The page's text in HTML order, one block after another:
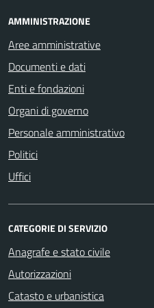
AMMINISTRAZIONE
Aree amministrative
Documenti e dati
Enti e fondazioni
Organi di governo
Personale amministrativo
Politici
Uffici
CATEGORIE DI SERVIZIO
Anagrafe e stato civile
Autorizzazioni
Catasto e urbanistica